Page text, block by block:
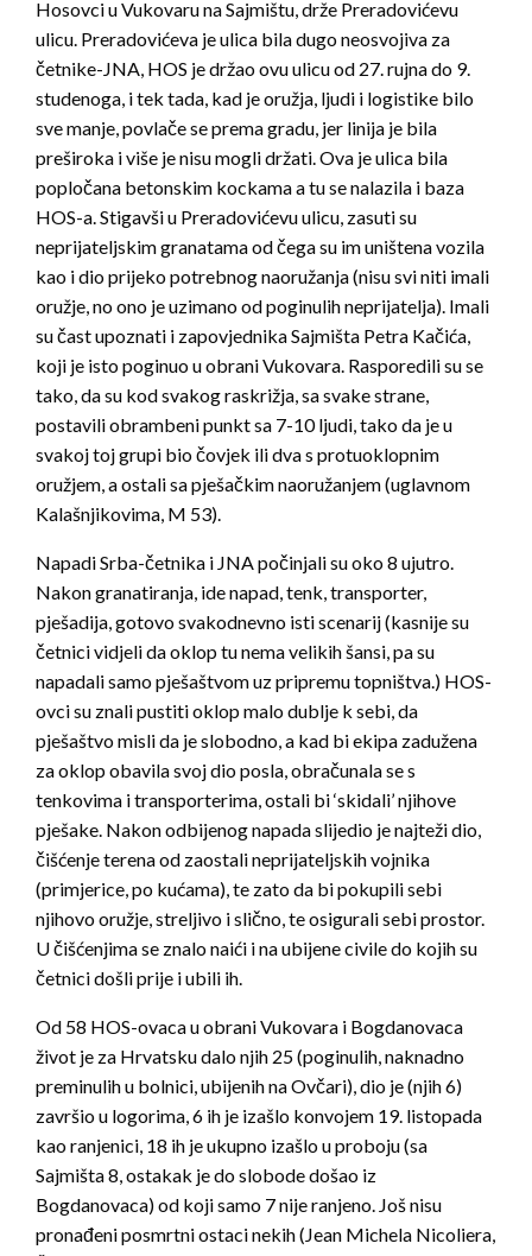
Hosovci u Vukovaru na Sajmištu, drže Preradovićevu
ulicu. Preradovićeva je ulica bila dugo neosvojiva za
četnike-JNA, HOS je držao ovu ulicu od 27. rujna do 9.
studenoga, i tek tada, kad je oružja, ljudi i logistike bilo
sve manje, povlače se prema gradu, jer linija je bila
preširoka i više je nisu mogli držati. Ova je ulica bila
popločana betonskim kockama a tu se nalazila i baza
HOS-a. Stigavši u Preradovićevu ulicu, zasuti su
neprijateljskim granatama od čega su im uništena vozila
kao i dio prijeko potrebnog naoružanja (nisu svi niti imali
oružje, no ono je uzimano od poginulih neprijatelja). Imali
su čast upoznati i zapovjednika Sajmišta Petra Kačića,
koji je isto poginuo u obrani Vukovara. Rasporedili su se
tako, da su kod svakog raskrižja, sa svake strane,
postavili obrambeni punkt sa 7-10 ljudi, tako da je u
svakoj toj grupi bio čovjek ili dva s protuoklopnim
oružjem, a ostali sa pješačkim naoružanjem (uglavnom
Kalašnjikovima, M 53).
Napadi Srba-četnika i JNA počinjali su oko 8 ujutro.
Nakon granatiranja, ide napad, tenk, transporter,
pješadija, gotovo svakodnevno isti scenarij (kasnije su
četnici vidjeli da oklop tu nema velikih šansi, pa su
napadali samo pješaštvom uz pripremu topništva.) HOS-
ovci su znali pustiti oklop malo dublje k sebi, da
pješaštvo misli da je slobodno, a kad bi ekipa zadužena
za oklop obavila svoj dio posla, obračunala se s
tenkovima i transporterima, ostali bi ‘skidali’ njihove
pješake. Nakon odbijenog napada slijedio je najteži dio,
čišćenje terena od zaostali neprijateljskih vojnika
(primjerice, po kućama), te zato da bi pokupili sebi
njihovo oružje, streljivo i slično, te osigurali sebi prostor.
U čišćenjima se znalo naići i na ubijene civile do kojih su
četnici došli prije i ubili ih.
Od 58 HOS-ovaca u obrani Vukovara i Bogdanovaca
život je za Hrvatsku dalo njih 25 (poginulih, naknadno
preminulih u bolnici, ubijenih na Ovčari), dio je (njih 6)
završio u logorima, 6 ih je izašlo konvojem 19. listopada
kao ranjenici, 18 ih je ukupno izašlo u proboju (sa
Sajmišta 8, ostakak je do slobode došao iz
Bogdanovaca) od koji samo 7 nije ranjeno. Još nisu
pronađeni posmrtni ostaci nekih (Jean Michela Nicoliera,